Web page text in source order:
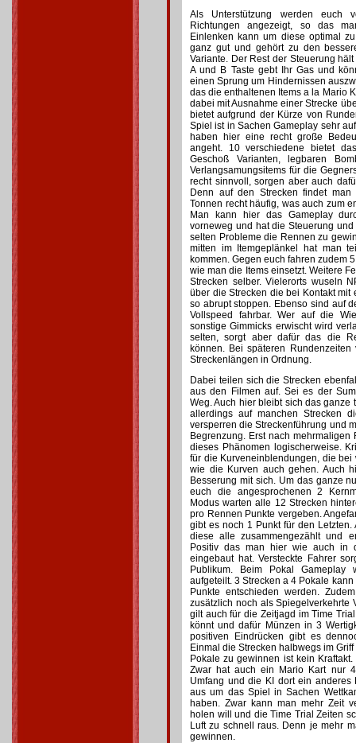
Als Unterstützung werden euch
Richtungen angezeigt, so das
Einlenken kann um diese optimal
ganz gut und gehört zu den
Variante. Der Rest der Steuerung
A und B Taste gebt Ihr Gas und
einen Sprung um Hindernissen
das die enthaltenen Items a la Mario
dabei mit Ausnahme einer Strecke
bietet aufgrund der Kürze von
Spiel ist in Sachen Gameplay sehr
haben hier eine recht große
angeht. 10 verschiedene bietet
Geschoß Varianten, legbaren
Verlangsamungsitems für die
recht sinnvoll, sorgen aber auch
Denn auf den Strecken findet
Tonnen recht häufig, was auch zum
Man kann hier das Gameplay
vorneweg und hat die Steuerung
selten Probleme die Rennen zu
mitten im Itemgeplänkel hat man
kommen. Gegen euch fahren zudem
wie man die Items einsetzt. Weitere
Strecken selber. Vielerorts wuseln
über die Strecken die bei Kontakt
so abrupt stoppen. Ebenso sind auf
Vollspeed fahrbar. Wer auf die
sonstige Gimmicks erwischt wird
selten, sorgt aber dafür das die
können. Bei späteren
Streckenlängen in Ordnung.
Dabei teilen sich die Strecken
aus den Filmen auf. Sei es der
Weg. Auch hier bleibt sich das ganze
allerdings auf manchen Strecken
versperren die Streckenführung und
Begrenzung. Erst nach
dieses Phänomen logischerweise.
für die Kurveneinblendungen, die
wie die Kurven auch gehen. Auch
Besserung mit sich. Um das ganze
euch die angesprochenen 2
Modus warten alle 12 Strecken
pro Rennen Punkte vergeben.
gibt es noch 1 Punkt für den
diese alle zusammengezählt und
Positiv das man hier wie auch in
eingebaut hat. Versteckte Fahrer
Publikum. Beim Pokal
aufgeteilt. 3 Strecken a 4 Pokale
Punkte entschieden werden.
zusätzlich noch als Spiegelverkehrte
gilt auch für die Zeitjagd im Time
könnt und dafür Münzen in 3
positiven Eindrücken gibt es
Einmal die Strecken halbwegs im
Pokale zu gewinnen ist kein
Zwar hat auch ein Mario Kart nur
Umfang und die KI dort ein
aus um das Spiel in Sachen
haben. Zwar kann man mehr Zeit
holen will und die Time Trial Zeiten
Luft zu schnell raus. Denn je mehr
gewinnen.